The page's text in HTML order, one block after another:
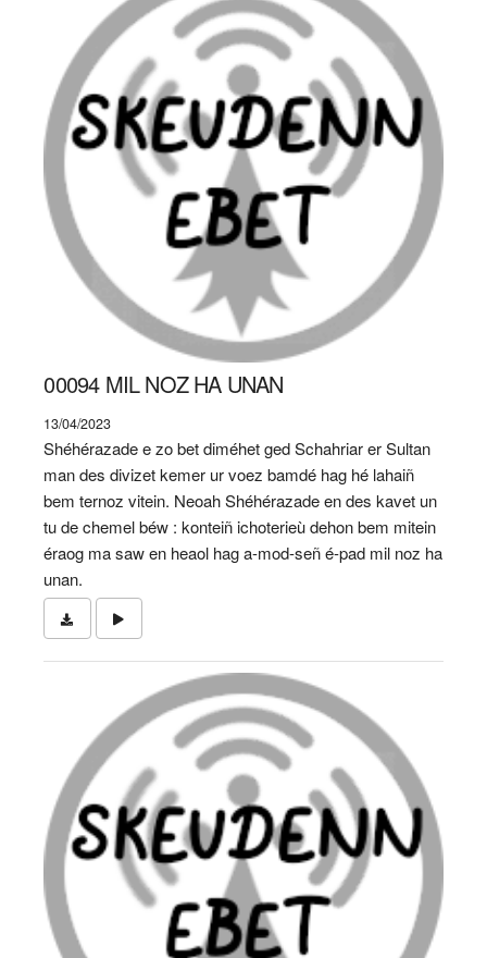
00094 MIL NOZ HA UNAN
13/04/2023
Shéhérazade e zo bet diméhet ged Schahriar er Sultan
man des divizet kemer ur voez bamdé hag hé lahaiñ
bem ternoz vitein. Neoah Shéhérazade en des kavet un
tu de chemel béw : konteiñ ichoterieù dehon bem mitein
éraog ma saw en heaol hag a-mod-señ é-pad mil noz ha
unan.